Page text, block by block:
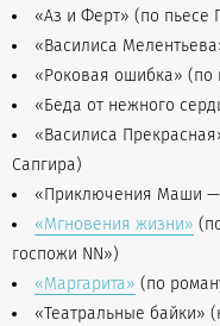
«Аз и Ферт» (по пьесе
«Василиса
«Роковая ошибка»
«Беда от нежного
«Василиса
Сапгира)
«Приключения Маши —
«Мгновения жизни»
госпожи NN»)
«Маргарита» (по
«Театральные байки»